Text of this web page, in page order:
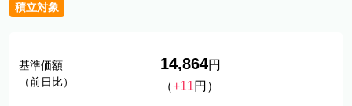
積立対象
基準価額
（前日比）
14,864円
（+11円）